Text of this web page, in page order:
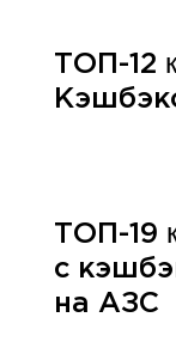
ТОП-12
ТОП-19
с
на АЗС